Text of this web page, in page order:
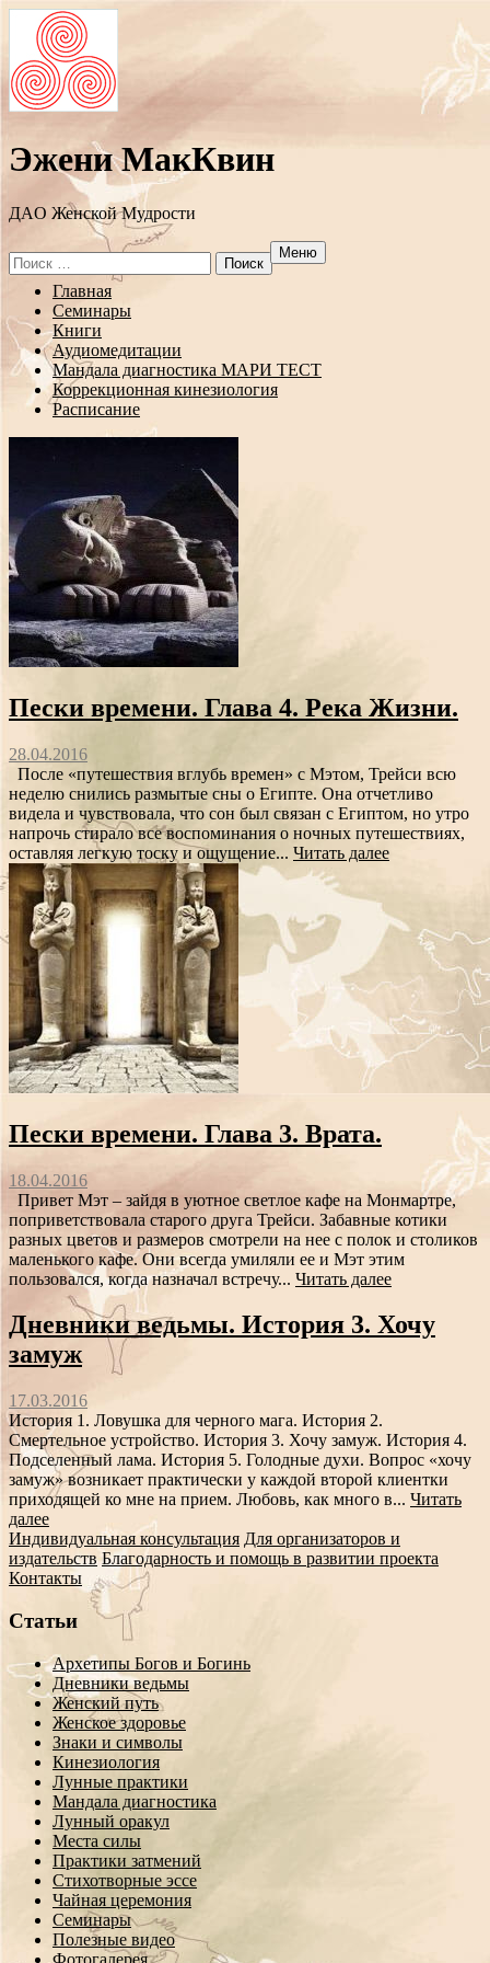
Эжени МакКвин
ДAO Женской Мудрости
Search
for:
Меню
Перейти
содержанию
Главная
Семинары
Книги
Аудиомедитации
Мандала диагностика МАРИ ТЕСТ
Коррекционная кинезиология
Расписание
Пески времени. Глава 4. Река Жизни.
28.04.2016
После «путешествия вглубь времен» с Мэтом, Трейси всю
неделю снились размытые сны о Египте. Она отчетливо
видела и чувствовала, что сон был связан с Египтом, но утро
напрочь стирало все воспоминания о ночных путешествиях,
оставляя легкую тоску и ощущение... Читать далее
Пески времени. Глава 3. Врата.
18.04.2016
Привет Мэт – зайдя в уютное светлое кафе на Монмартре,
поприветствовала старого друга Трейси. Забавные котики
разных цветов и размеров смотрели на нее с полок и столиков
маленького кафе. Они всегда умиляли ее и Мэт этим
пользовался, когда назначал встречу... Читать далее
Дневники ведьмы. История 3. Хочу
замуж
17.03.2016
История 1. Ловушка для черного мага. История 2.
Смертельное устройство. История 3. Хочу замуж. История 4.
Подселенный лама. История 5. Голодные духи. Вопрос «хочу
замуж» возникает практически у каждой второй клиентки
приходящей ко мне на прием. Любовь, как много в... Читать
далее
Индивидуальная консультация Для организаторов и
издательств Благодарность и помощь в развитии проекта
Контакты
Статьи
Архетипы Богов и Богинь
Дневники ведьмы
Женский путь
Женское здоровье
Знаки и символы
Кинезиология
Лунные практики
Мандала диагностика
Лунный оракул
Места силы
Практики затмений
Стихотворные эссе
Чайная церемония
Семинары
Полезные видео
Фотогалерея